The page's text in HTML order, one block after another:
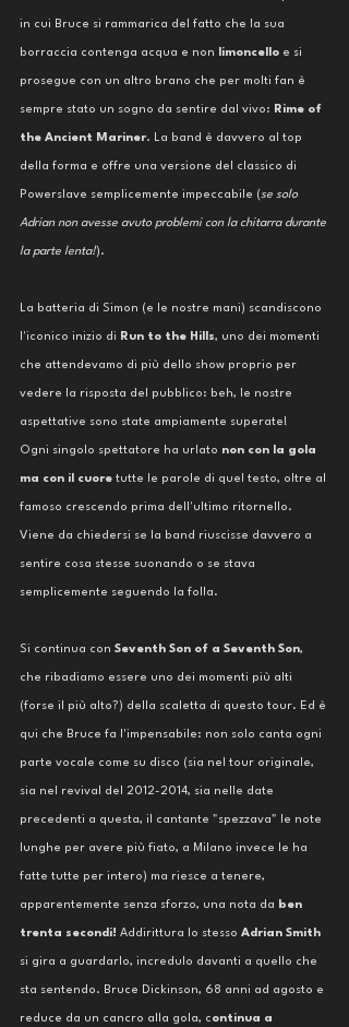
in cui Bruce si rammarica del fatto che la sua
borraccia contenga acqua e non limoncello e si
prosegue con un altro brano che per molti fan è
sempre stato un sogno da sentire dal vivo: Rime of
the Ancient Mariner. La band è davvero al top
della forma e offre una versione del classico di
Powerslave semplicemente impeccabile (se solo
Adrian non avesse avuto problemi con la chitarra durante
la parte lenta!).
La batteria di Simon (e le nostre mani) scandiscono
l'iconico inizio di Run to the Hills, uno dei momenti
che attendevamo di più dello show proprio per
vedere la risposta del pubblico: beh, le nostre
aspettative sono state ampiamente superate!
Ogni singolo spettatore ha urlato non con la gola
ma con il cuore tutte le parole di quel testo, oltre al
famoso crescendo prima dell'ultimo ritornello.
Viene da chiedersi se la band riuscisse davvero a
sentire cosa stesse suonando o se stava
semplicemente seguendo la folla.
Si continua con Seventh Son of a Seventh Son,
che ribadiamo essere uno dei momenti più alti
(forse il più alto?) della scaletta di questo tour. Ed è
qui che Bruce fa l'impensabile: non solo canta ogni
parte vocale come su disco (sia nel tour originale,
sia nel revival del 2012-2014, sia nelle date
precedenti a questa, il cantante "spezzava" le note
lunghe per avere più fiato, a Milano invece le ha
fatte tutte per intero) ma riesce a tenere,
apparentemente senza sforzo, una nota da ben
trenta secondi! Addirittura lo stesso Adrian Smith
si gira a guardarlo, incredulo davanti a quello che
sta sentendo. Bruce Dickinson, 68 anni ad agosto e
reduce da un cancro alla gola, continua a